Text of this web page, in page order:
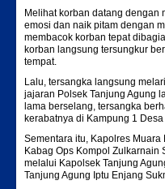
Melihat korban datang dengan
emosi dan naik pitam dengan
membacok korban tepat
korban langsung tersungkur
tempat.
Lalu, tersangka langsung
jajaran Polsek Tanjung Agung
lama berselang, tersangka
kerabatnya di Kampung 1
Sementara itu, Kapolres Muara
Kabag Ops Kompol Zulkarnain
melalui Kapolsek Tanjung
Tanjung Agung Iptu Enjang